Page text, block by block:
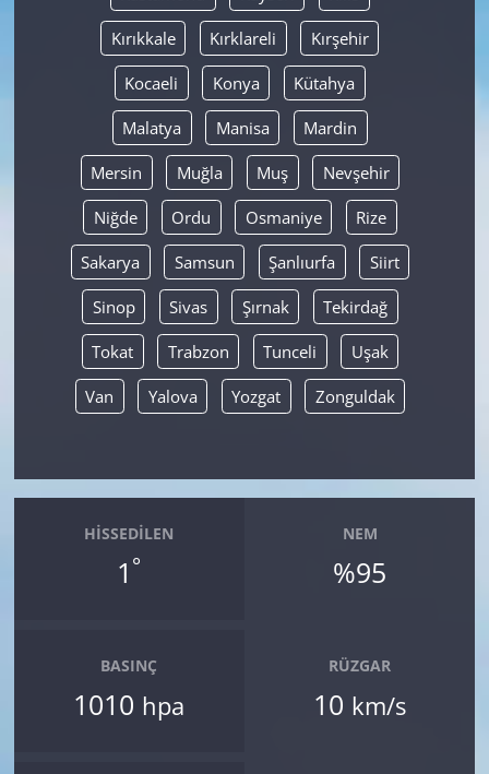
Kırıkkale Kırklareli Kırşehir
Kocaeli Konya Kütahya
Malatya Manisa Mardin
Mersin Muğla Muş Nevşehir
Niğde Ordu Osmaniye Rize
Sakarya Samsun Şanlıurfa Siirt
Sinop Sivas Şırnak Tekirdağ
Tokat Trabzon Tunceli Uşak
Van Yalova Yozgat Zonguldak
HISSEDILEN
1 °
NEM
%95
BASINÇ
1010 hpa
RÜZGAR
10 km/s